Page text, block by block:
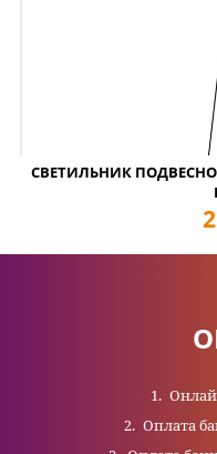
СВЕТИЛЬНИК ПОДВЕСНОЙ
Оплата